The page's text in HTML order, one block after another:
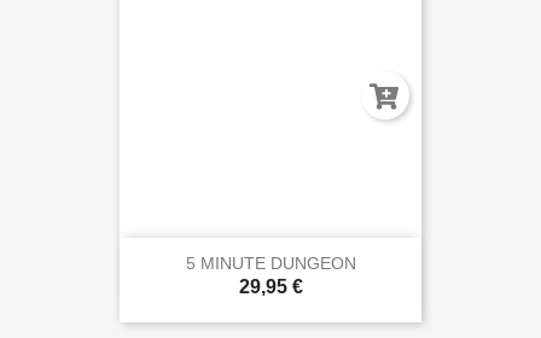
5 MINUTE DUNGEON
29,95 €